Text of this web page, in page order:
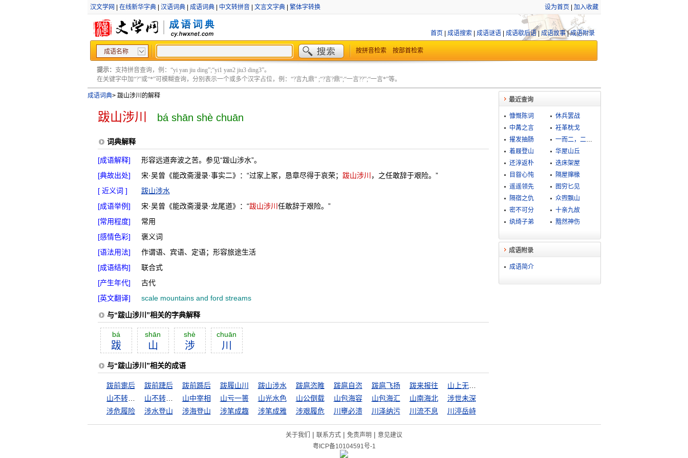
汉文学网 在线新华字典| 汉语词典| 成语词典| 中文转拼音| 文言文字典| 繁体字转换 设为首页 加入收藏
首页 成语搜索| 成语谜语| 成语歇后语| 成语故事|成语附录
成语名称 按拼音检索 按部首检索
提示： 支持拼音查询，例：“yi yan jiu ding”;“yi1 yan2 jiu3 ding3”。
在关键字中加“?”或“*”可模糊查询，分别表示一个或多个汉字占位，例：“?言九鼎” ;“?言?鼎”;“一言??”;“一言*”等。
成语词典>跋山涉川的解释
跋山涉川 bá shān shè chuān
词典解释
[成语解释]
形容远道奔波之苦。参见“跋山涉水”。
[典故出处]
宋·吴曾《能改斋漫录·事实二》：“过家上冢，恳章尽得于哀荣； 跋山涉川 ，之任敢辞于艰险。”
[ 近义词 ]
跋山涉水
[成语举例]
宋·吴曾《能改斋漫录·龙尾道》：“跋山涉川 任敢辞于艰险。”
[常用程度]
常用
[感情色彩]
褒义词
[语法用法]
作谓语、宾语、定语；形容旅途生活
[成语结构]
联合式
[产生年代]
古代
[英文翻译]
scale mountains and ford streams
与“跋山涉川”相关的字典解释
bá
跋
shān
山
shè
涉
chuān
川
与“跋山涉川”相关的成语
跋前疐后 跋前踕后 跋前踬后 跋履山川 跋山涉水 跋扈恣睢 跋扈自恣 跋扈飞扬 跋来报往
山上无老虎，猴子称大王
山不转水转
山不转路转 山中宰相 山亏一篑 山光水色 山公倒载 山包海容 山包海汇 山南海北
涉世未深
涉危履险
涉水登山 涉海登山 涉笔成趣 涉笔成雅 涉艰履危 川壅必溃 川泽纳污 川流不息 川渟岳峙
最近查询
慷慨陈词
休兵罢战
中冓之言
衽革枕戈
擢发抽肠
一而二，二而一
着屐登山
华屋山丘
还淳返朴
迭床架屋
目眢心忳
隔屋撺椽
遥遥领先
图穷匕见
隔宿之仇
众喣飘山
密不可分
十亲九故
纨绮子弟
黯然神伤
成语附录
成语简介
关于我们 | 联系方式 | 免责声明 | 意见建议
粤ICP备10104591号-1